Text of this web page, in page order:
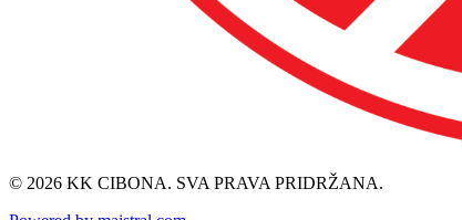
© 2026 KK CIBONA. SVA PRAVA PRIDRŽANA.